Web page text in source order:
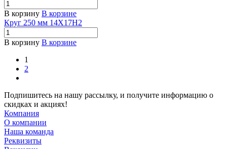
В корзину В корзине
Круг 250 мм 14Х17Н2
В корзину В корзине
1
2
Подпишитесь на нашу рассылку, и получите информацию о
скидках и акциях!
Компания
О компании
Наша команда
Реквизиты